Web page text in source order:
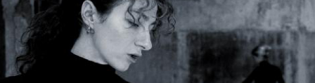
ETUDES
SYNERGIES